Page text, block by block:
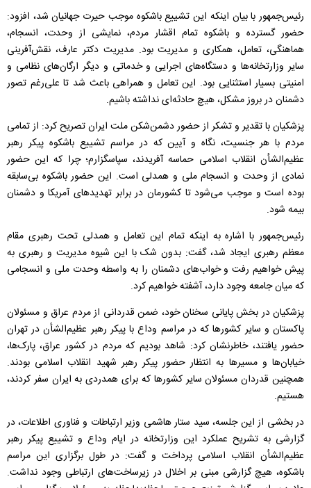
رئیس‌جمهور با بیان اینکه این تشییع باشکوه موجب حیرت جهانیان شد، افزود:
حضور گسترده و باشکوه تمام اقشار مردم، نمایشی از وحدت، انسجام،
هماهنگی، تعامل، همکاری و مدیریت بود. مدیریت دکتر عارف، نقش‌آفرینی
سایر وزارتخانه‌ها و دستگاه‌های اجرایی و خدماتی و دیگر ارگان‌های نظامی و
امنیتی بسیار استثنایی بود. این تعامل و همراهی باعث شد تا علی‌رغم تصور
دشمنان در بروز مشکل، هیچ حادثه‌ای نداشته باشیم.
پزشکیان با تقدیر و تشکر از حضور دشمن‌شکن ملت ایران تصریح کرد: از تمامی
مردم با هر جنسیت، نگاه و آیین که در مراسم تشییع باشکوه پیکر رهبر
عظیم‌الشأن انقلاب اسلامی حماسه آفریدند، سپاسگزارم؛ چرا که این حضور
نمادی از وحدت و انسجام ملی و همدلی است. این حضور باشکوه بی‌سابقه
بوده است و موجب می‌شود تا کشورمان در برابر تهدیدهای آمریکا و دشمنان
بیمه شود.
رئیس‌جمهور با اشاره به اینکه تمام این تعامل و همدلی تحت رهبری مقام
معظم رهبری ایجاد شد، گفت: بدون شک با این شیوه مدیریت و رهبری به
پیش خواهیم رفت و خواب‌های دشمنان را به واسطه وحدت ملی و انسجامی
که میان جامعه وجود دارد، آشفته خواهیم کرد.
پزشکیان در بخش پایانی سخنان خود، ضمن قدردانی از مردم عراق و مسئولان
پاکستان و سایر کشورها که در مراسم وداع با پیکر رهبر عظیم‌الشأن در تهران
حضور یافتند، خاطرنشان کرد: شاهد بودیم که مردم در کشور عراق، پارک‌ها،
خیابان‌ها و مسیرها به انتظار حضور پیکر رهبر شهید انقلاب اسلامی بودند.
همچنین قدردان مسئولان سایر کشورها که برای همدردی به ایران سفر کردند،
هستیم.
در بخشی از این جلسه، سید ستار هاشمی وزیر ارتباطات و فناوری اطلاعات، در
گزارشی به تشریح عملکرد این وزارتخانه در ایام وداع و تشییع پیکر رهبر
عظیم‌الشأن انقلاب اسلامی پرداخت و گفت: در طول برگزاری این مراسم
باشکوه، هیچ گزارشی مبنی بر اخلال در زیرساخت‌های ارتباطی وجود نداشت.